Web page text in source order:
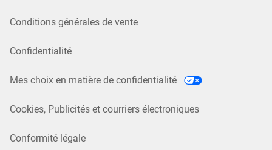
Conditions générales de vente
Confidentialité
Mes choix en matière de confidentialité
Cookies, Publicités et courriers électroniques
Conformité légale